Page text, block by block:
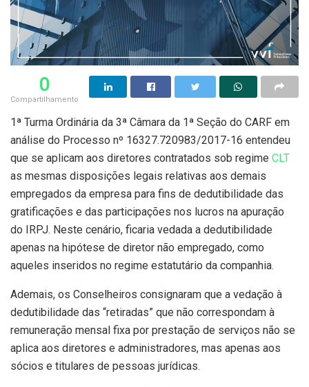
0
Compartilhamento
1ª Turma Ordinária da 3ª Câmara da 1ª Seção do CARF em
análise do Processo nº 16327.720983/2017-16 entendeu
que se aplicam aos diretores contratados sob regime CLT
as mesmas disposições legais relativas aos demais
empregados da empresa para fins de dedutibilidade das
gratificações e das participações nos lucros na apuração
do IRPJ. Neste cenário, ficaria vedada a dedutibilidade
apenas na hipótese de diretor não empregado, como
aqueles inseridos no regime estatutário da companhia.
Ademais, os Conselheiros consignaram que a vedação à
dedutibilidade das “retiradas” que não correspondam à
remuneração mensal fixa por prestação de serviços não se
aplica aos diretores e administradores, mas apenas aos
sócios e titulares de pessoas jurídicas.